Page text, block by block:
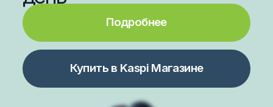
О
Главная
Купить в Kaspi Магазине
Для зрения